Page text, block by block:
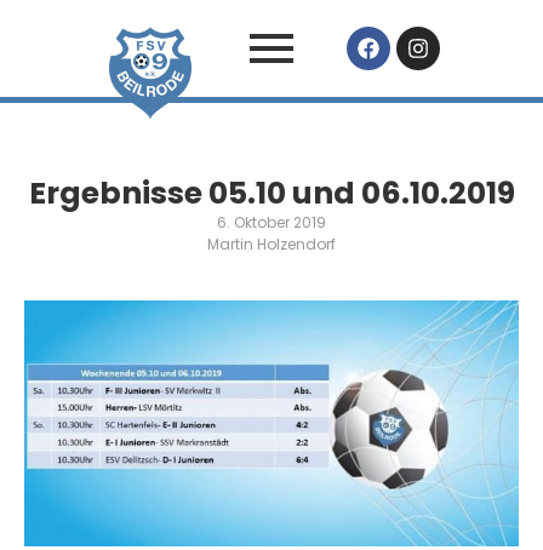
Ergebnisse 05.10 und 06.10.2019
6. Oktober 2019
Martin Holzendorf